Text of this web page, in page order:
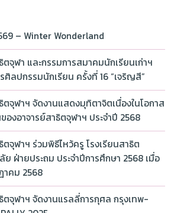
– Winter Wonderland
จุฬา และกรรมการสมาคมนักเรียนเก่าฯ
ศิลปกรรมนักเรียน ครั้งที่ 16 “เจริญสี”
ตจุฬาฯ จัดงานแสดงมุทิตาจิตเนื่องในโอกาส
งอาจารย์สาธิตจุฬาฯ ประจำปี 2568
จุฬาฯ ร่วมพิธีไหว้ครู โรงเรียนสาธิต
ฝ่ายประถม ประจำปีการศึกษา 2568 เมื่อ
คม 2568
ตจุฬาฯ จัดงานแรลลี่การกุศล กรุงเทพ-